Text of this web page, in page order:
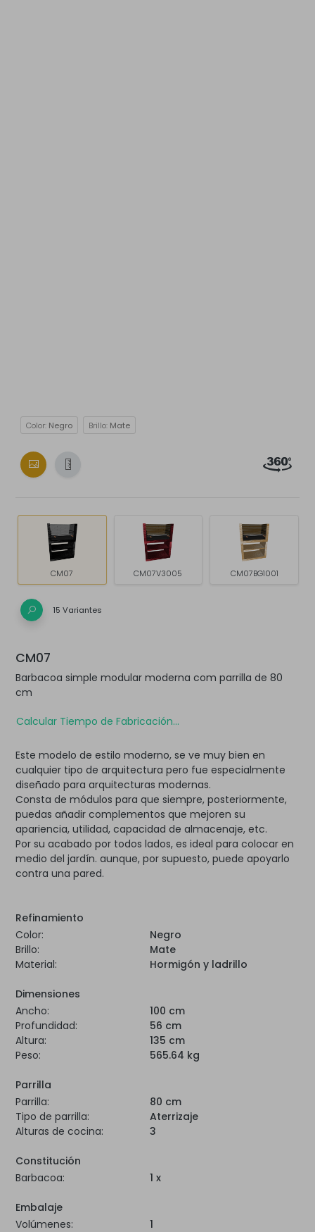
Color: Negro Brillo: Mate
CM07 CM07V3005 CM07BG1001
15 Variantes
CM07
Barbacoa simple modular moderna com parrilla de 80
cm
Calcular Tiempo de Fabricación...
Este modelo de estilo moderno, se ve muy bien en
cualquier tipo de arquitectura pero fue especialmente
diseñado para arquitecturas modernas.
Consta de módulos para que siempre, posteriormente,
puedas añadir complementos que mejoren su
apariencia, utilidad, capacidad de almacenaje, etc.
Por su acabado por todos lados, es ideal para colocar en
medio del jardín. aunque, por supuesto, puede apoyarlo
contra una pared.
Refinamiento
Color:
Negro
Brillo:
Mate
Material:
Hormigón y ladrillo
Dimensiones
Ancho:
100 cm
Profundidad:
56 cm
Altura:
135 cm
Peso:
565.64 kg
Parrilla
Parrilla:
80 cm
Tipo de parrilla:
Aterrizaje
Alturas de cocina:
3
Constitución
Barbacoa:
1 x
Embalaje
Volúmenes:
1